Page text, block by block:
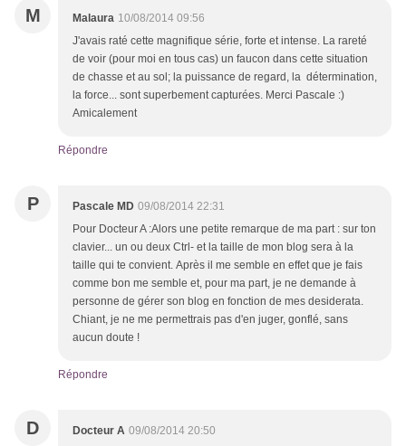
M Malaura 10/08/2014 09:56
J'avais raté cette magnifique série, forte et intense. La rareté
de voir (pour moi en tous cas) un faucon dans cette situation
de chasse et au sol; la puissance de regard, la détermination,
la force... sont superbement capturées. Merci Pascale :)
Amicalement
Répondre
P Pascale MD 09/08/2014 22:31
Pour Docteur A :Alors une petite remarque de ma part : sur ton
clavier... un ou deux Ctrl- et la taille de mon blog sera à la
taille qui te convient. Après il me semble en effet que je fais
comme bon me semble et, pour ma part, je ne demande à
personne de gérer son blog en fonction de mes desiderata.
Chiant, je ne me permettrais pas d'en juger, gonflé, sans
aucun doute !
Répondre
D Docteur A 09/08/2014 20:50